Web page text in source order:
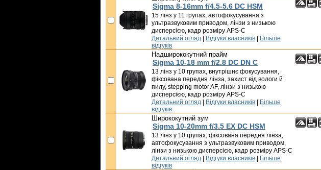
Sigma 8-16mm f/4.5-5.6 DC HSM
15 лінз у 11 групах, автофокусування з
ультразвуковим приводом, лінзи з низькою
дисперсією, кадр розміру APS-C
Детальний огляд Відгуки власників
Більше
відгуків
Надширококутний прайм
Sigma 10-18 mm f/2.8 DC DN C
13 лінз у 10 групах, внутрішнє фокусування,
фіксована передня лінза, захист від вологи й
пилу, stepping motor AF, лінзи з низькою
дисперсією, кадр розміру APS-C
Детальний огляд Відгуки власників
Більше
відгуків
Ширококутний зум
Sigma 10-20mm f/3.5 EX DC HSM
13 лінз у 10 групах, фіксована передня лінза,
автофокусування з ультразвуковим приводом,
лінзи з низькою дисперсією, кадр розміру APS-C
Детальний огляд Відгуки власників
Більше
відгуків